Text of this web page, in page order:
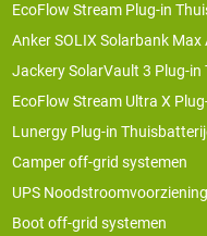
EcoFlow Stream Plug-in
Anker SOLIX Solarbank
Jackery SolarVault 3 Plug-in
EcoFlow Stream Ultra X
Lunergy Plug-in
Camper off-grid systemen
UPS Noodstroomvoorziening
Boot off-grid systemen